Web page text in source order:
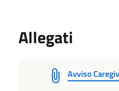
Allegati
Avviso